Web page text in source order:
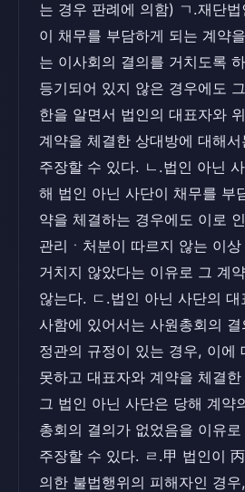
는 경우 판례에 의함) ㄱ.재단
이 채무를 부담하게 되는 계약
는 이사회의 결의를 거치도록
등기되어 있지 않은 경우에도
한을 알면서 법인의 대표자와
계약을 체결한 상대방에 대해
주장할 수 있다. ㄴ.법인 아닌
해 법인 아닌 사단이 채무를 부
약을 체결하는 경우에도 이로
관리ㆍ처분이 따르지 않는 이
거치지 않았다는 이유로 그 계
않는다. ㄷ.법인 아닌 사단의 대
사함에 있어서는 사원총회의
정관의 규정이 있는 경우, 이에
못하고 대표자와 계약을 체결
그 법인 아닌 사단은 당해 계약
총회의 결의가 없었음을 이유
주장할 수 있다. ㄹ.甲 법인이
의한 불법행위의 피해자인 경